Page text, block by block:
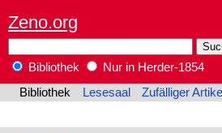
Zeno.org
Bibliothek
Nur in Herder-1854
Bibliothek
Lesesaal Zufälliger Artikel